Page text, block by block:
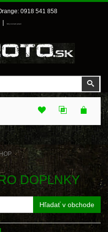
0918 541 858
Môj zoznam prianí
DOPLNKY
Hľadať v obchode